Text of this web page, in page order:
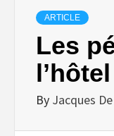
ARTICLE
Les
By Jacques